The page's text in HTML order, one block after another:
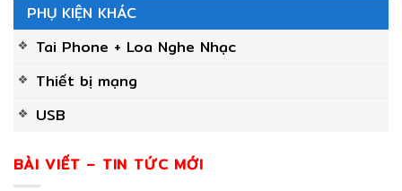
PHỤ KIỆN KHÁC
Tai Phone + Loa Nghe Nhạc
Thiết bị mạng
USB
BÀI VIẾT – TIN TỨC MỚI